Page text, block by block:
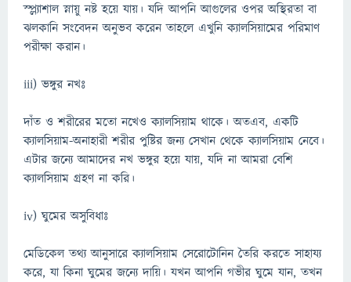
স্প্ল্যাশাল স্নায়ু নষ্ট হয়ে যায়। যদি আপনি আগুলের ওপর অস্থিরতা বা
ঝলকানি সংবেদন অনুভব করেন তাহলে এখুনি ক্যালসিয়ামের পরিমাণ
পরীক্ষা করান।
iii) ভঙ্গুর নখঃ
দাঁত ও শরীরের মতো নখেও ক্যালসিয়াম থাকে। অতএব, একটি
ক্যালসিয়াম-অনাহারী শরীর পুষ্টির জন্য সেখান থেকে ক্যালসিয়াম নেবে।
এটার জন্যে আমাদের নখ ভঙ্গুর হয়ে যায়, যদি না আমরা বেশি
ক্যালসিয়াম গ্রহণ না করি।
iv) ঘুমের অসুবিধাঃ
মেডিকেল তথ্য আনুসারে ক্যালসিয়াম সেরোটোনিন তৈরি করতে সাহায্য
করে, যা কিনা ঘুমের জন্যে দায়ি। যখন আপনি গভীর ঘুমে যান, তখন